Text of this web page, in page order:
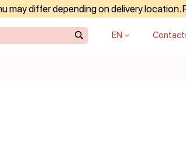
may differ depending on delivery
EN